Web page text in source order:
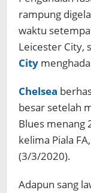
rampung
waktu
Leicester City,
City
Chelsea
besar setelah
Blues menang
kelima Piala
(3/3/2020).
Adapun sang